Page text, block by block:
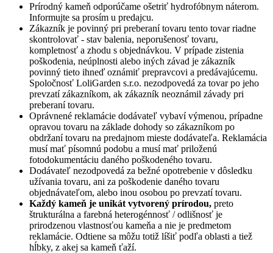
Prírodný kameň odporúčame ošetriť hydrofóbnym náterom.
Informujte sa prosím u predajcu.
Zákazník je povinný pri preberaní tovaru tento tovar riadne
skontrolovať - stav balenia, neporušenosť tovaru,
kompletnosť a zhodu s objednávkou. V prípade zistenia
poškodenia, neúplnosti alebo iných závad je zákazník
povinný tieto ihneď oznámiť prepravcovi a predávajúcemu.
Spoločnosť LoliGarden s.r.o. nezodpovedá za tovar po jeho
prevzatí zákazníkom, ak zákazník neoznámil závady pri
preberaní tovaru.
Oprávnené reklamácie dodávateľ vybaví výmenou, prípadne
opravou tovaru na základe dohody so zákazníkom po
obdržaní tovaru na predajnom mieste dodávateľa. Reklamácia
musí mať písomnú podobu a musí mať priloženú
fotodokumentáciu daného poškodeného tovaru.
Dodávateľ nezodpovedá za bežné opotrebenie v dôsledku
užívania tovaru, ani za poškodenie daného tovaru
objednávateľom, alebo inou osobou po prevzatí tovaru.
Každý kameň je unikát vytvorený prírodou, preto
štrukturálna a farebná heterogénnosť / odlišnosť je
prirodzenou vlastnosťou kameňa a nie je predmetom
reklamácie. Odtiene sa môžu totiž líšiť podľa oblasti a tiež
hĺbky, z akej sa kameň ťaží.